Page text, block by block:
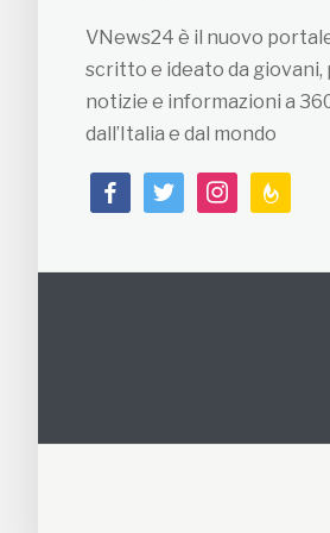
VNews24 è il nuovo
scritto e ideato da giovani,
notizie e informazioni a
dall’Italia e dal mondo
facebooktwitterinstagram